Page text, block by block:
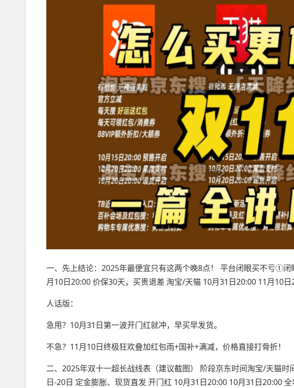
一、先上结论：2025年最便宜只有这两个晚8点！ 平台闭眼买不亏①
月10日20:00 价保30天，买贵退差 淘宝/天猫 10月31日20:00 11月10
人话版：
急用？10月31日第一波开门红就冲，早买早发货。
不急？11月10日终极狂欢叠加红包雨+国补+满减，价格直接打骨折！
二、2025年双十一超长战线表（建议截图） 阶段京东时间淘宝/天猫
日-20日 定金膨胀、现货直发 开门红 10月31日20:00 10月31日20:00